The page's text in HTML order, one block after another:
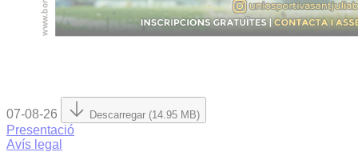
07-08-26 Descarregar (14.95 MB)
Presentació
Avís legal